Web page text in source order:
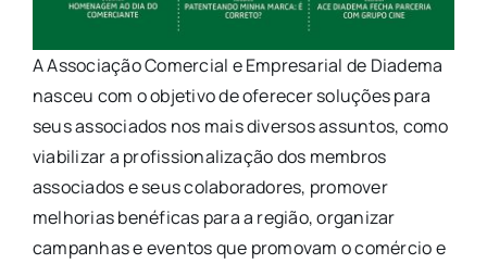
A Associação Comercial e Empresarial de Diadema
nasceu com o objetivo de oferecer soluções para
seus associados nos mais diversos assuntos, como
viabilizar a profissionalização dos membros
associados e seus colaboradores, promover
melhorias benéficas para a região, organizar
campanhas e eventos que promovam o comércio e